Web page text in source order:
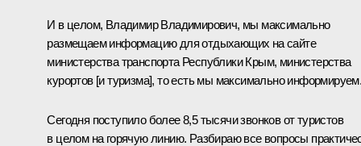
И в целом, Владимир Владимирович, мы максимально
размещаем информацию для отдыхающих на сайте
министерства транспорта Республики Крым, министерства
курортов [и туризма], то есть мы максимально
Сегодня поступило более 8,5 тысячи звонков от туристов
в целом на горячую линию. Разбираю все вопросы